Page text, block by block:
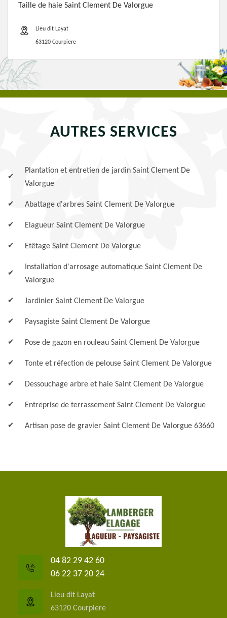
Taille de haie Saint Clement De Valorgue
Lieu dit Layat
63120 Courpiere
AUTRES SERVICES
Plantation et entretien de jardin Saint Clement De
Valorgue
Abattage d'arbres Saint Clement De Valorgue
Elagueur Saint Clement De Valorgue
Etêtage Saint Clement De Valorgue
Installation d'arrosage automatique Saint Clement De
Valorgue
Jardinier Saint Clement De Valorgue
Paysagiste Saint Clement De Valorgue
Pose de gazon en rouleau Saint Clement De Valorgue
Tonte et réfection de pelouse Saint Clement De Valorgue
Dessouchage arbre et haie Saint Clement De Valorgue
Entreprise de terrassement Saint Clement De Valorgue
Artisan pose de gravier Saint Clement De Valorgue 63660
04 82 29 42 60
06 22 37 20 24
Lieu dit Layat
63120 Courpiere